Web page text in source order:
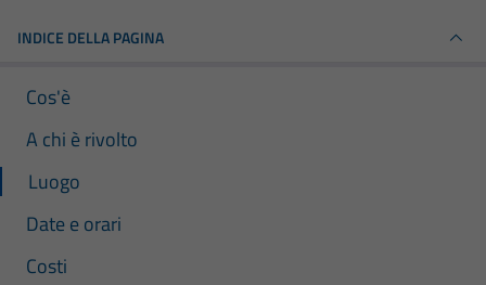
INDICE DELLA PAGINA
Cos'è
A chi è rivolto
Luogo
Date e orari
Costi